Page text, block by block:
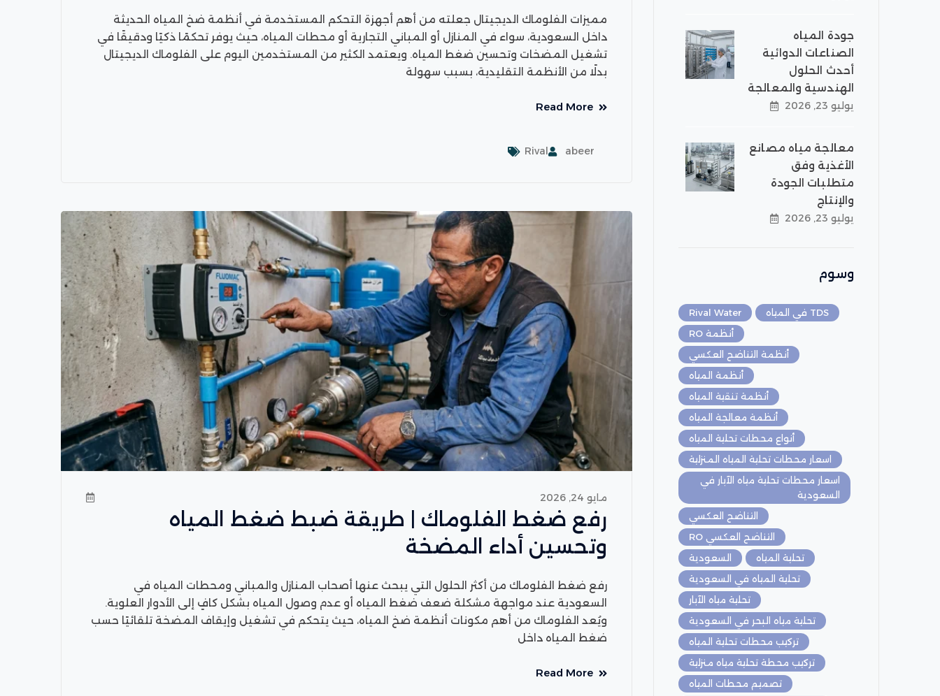
مميزات الفلوماك الديجيتال جعلته من أهم أجهزة التحكم المستخدمة في أنظمة ضخ المياه الحديثة
داخل السعودية، سواء في المنازل أو المباني التجارية أو محطات المياه، حيث يوفر تحكمًا ذكيًا ودقيقًا في
تشغيل المضخات وتحسين ضغط المياه. ويعتمد الكثير من المستخدمين اليوم على الفلوماك الديجيتال
بدلًا من الأنظمة التقليدية، بسبب سهولة
Read More
abeer
Rival
مايو 24, 2026
رفع ضغط الفلوماك | طريقة ضبط ضغط المياه
وتحسين أداء المضخة
رفع ضغط الفلوماك من أكثر الحلول التي يبحث عنها أصحاب المنازل والمباني ومحطات المياه في
السعودية عند مواجهة مشكلة ضعف ضغط المياه أو عدم وصول المياه بشكل كافٍ إلى الأدوار العلوية.
ويُعد الفلوماك من أهم مكونات أنظمة ضخ المياه، حيث يتحكم في تشغيل وإيقاف المضخة تلقائيًا حسب
ضغط المياه داخل
Read More
جودة المياه
الصناعات الدوائية
أحدث الحلول
الهندسية والمعالجة
يوليو 23, 2026
معالجة مياه مصانع
الأغذية وفق
متطلبات الجودة
والإنتاج
يوليو 23, 2026
وسوم
Rival Water
TDS في المياه
أنظمة RO
أنظمة التناضح العكسي
أنظمة المياه
أنظمة تنقية المياه
أنظمة معالجة المياه
أنواع محطات تحلية المياه
اسعار محطات تحلية المياه المنزلية
اسعار محطات تحلية مياه الآبار في
السعودية
التناضح العكسي
التناضح العكسي RO
السعودية
تحلية المياه
تحلية المياه في السعودية
تحلية مياه الآبار
تحلية مياه البحر في السعودية
تركيب محطات تحلية المياه
تركيب محطة تحلية مياه منزلية
تصميم محطات المياه